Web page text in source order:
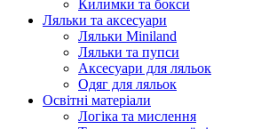
Килимки та бокси
Ляльки та аксесуари
Ляльки Miniland
Ляльки та пупси
Аксесуари для ляльок
Одяг для ляльок
Освітні матеріали
Логіка та мислення